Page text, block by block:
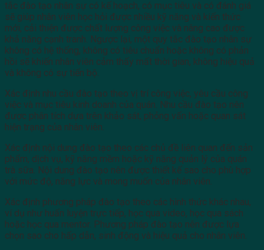
tắc đào tạo nhân sự có kế hoạch, có mục tiêu và có đánh giá
sẽ giúp nhân viên học hỏi được nhiều kỹ năng và kiến thức
mới, cải thiện được chất lượng công việc và nâng cao được
khả năng cạnh tranh. Ngược lại, một quy tắc đào tạo nhân sự
không có hệ thống, không có tiêu chuẩn hoặc không có phản
hồi sẽ khiến nhân viên cảm thấy mất thời gian, không hiệu quả
và không có sự tiến bộ.
Xác định nhu cầu đào tạo theo vị trí công việc, yêu cầu công
việc và mục tiêu kinh doanh của quán. Nhu cầu đào tạo nên
được phân tích dựa trên khảo sát, phỏng vấn hoặc quan sát
hiện trạng của nhân viên.
Xác định nội dung đào tạo theo các chủ đề liên quan đến sản
phẩm, dịch vụ, kỹ năng mềm hoặc kỹ năng quản lý của quán
trà sữa. Nội dung đào tạo nên được thiết kế sao cho phù hợp
với mức độ, năng lực và mong muốn của nhân viên.
Xác định phương pháp đào tạo theo các hình thức khác nhau,
ví dụ như huấn luyện trực tiếp, học qua video, học qua sách
hoặc học qua mentor. Phương pháp đào tạo nên được lựa
chọn sao cho hấp dẫn, sinh động và hiệu quả cho nhân viên.